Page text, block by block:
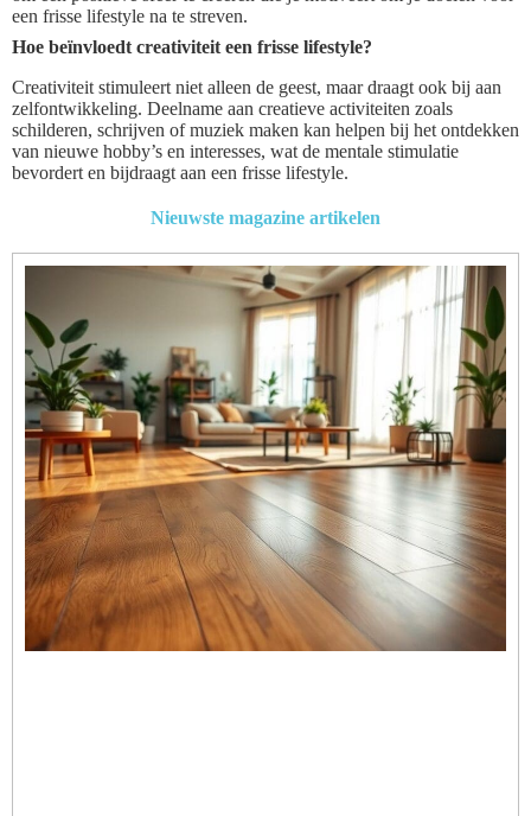
een frisse lifestyle na te streven.
Hoe beïnvloedt creativiteit een frisse lifestyle?
Creativiteit stimuleert niet alleen de geest, maar draagt ook bij aan
zelfontwikkeling. Deelname aan creatieve activiteiten zoals
schilderen, schrijven of muziek maken kan helpen bij het ontdekken
van nieuwe hobby’s en interesses, wat de mentale stimulatie
bevordert en bijdraagt aan een frisse lifestyle.
Nieuwste magazine artikelen